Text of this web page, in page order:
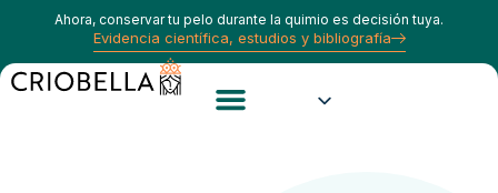
Ahora, conservar tu pelo durante la quimio es decisión tuya.
Evidencia científica, estudios y bibliografía